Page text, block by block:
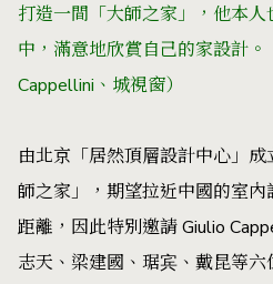
打造一間 「大師之家」，他本
中，滿意地欣賞自己的家設計。
Cappellini、城視窗）
由北京「居然頂層設計中心」
師之家」，期望拉近中國的室
距離，因此特別邀請 Giulio
志天、梁建國、琚宾、戴昆等